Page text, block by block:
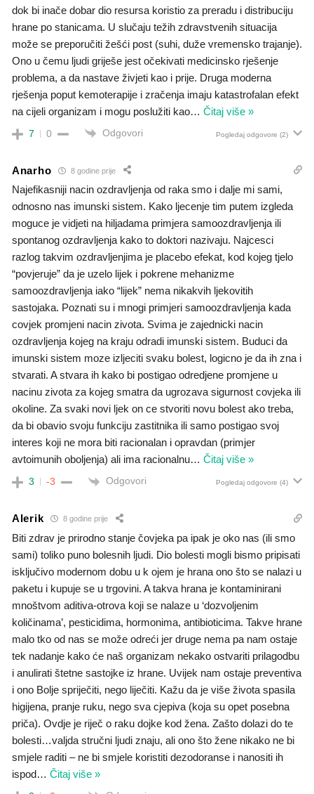
dok bi inače dobar dio resursa koristio za preradu i distribuciju
hrane po stanicama. U slučaju težih zdravstvenih situacija
može se preporučiti žešći post (suhi, duže vremensko trajanje).
Ono u čemu ljudi griješe jest očekivati medicinsko rješenje
problema, a da nastave živjeti kao i prije. Druga moderna
rješenja poput kemoterapije i zračenja imaju katastrofalan efekt
na cijeli organizam i mogu poslužiti kao… Čitaj više »
7 0 Odgovori Pogledaj odgovore (2)
Anarho 8 godine prije
Najefikasniji nacin ozdravljenja od raka smo i dalje mi sami,
odnosno nas imunski sistem. Kako ljecenje tim putem izgleda
moguce je vidjeti na hiljadama primjera samoozdravljenja ili
spontanog ozdravljenja kako to doktori nazivaju. Najcesci
razlog takvim ozdravljenjima je placebo efekat, kod kojeg tjelo
“povjeruje” da je uzelo lijek i pokrene mehanizme
samoozdravljenja iako “lijek” nema nikakvih ljekovitih
sastojaka. Poznati su i mnogi primjeri samoozdravljenja kada
covjek promjeni nacin zivota. Svima je zajednicki nacin
ozdravljenja kojeg na kraju odradi imunski sistem. Buduci da
imunski sistem moze izljeciti svaku bolest, logicno je da ih zna i
stvarati. A stvara ih kako bi postigao odredjene promjene u
nacinu zivota za kojeg smatra da ugrozava sigurnost covjeka ili
okoline. Za svaki novi ljek on ce stvoriti novu bolest ako treba,
da bi obavio svoju funkciju zastitnika ili samo postigao svoj
interes koji ne mora biti racionalan i opravdan (primjer
avtoimunih oboljenja) ali ima racionalnu… Čitaj više »
3 -3 Odgovori Pogledaj odgovore (4)
Alerik 8 godine prije
Biti zdrav je prirodno stanje čovjeka pa ipak je oko nas (ili smo
sami) toliko puno bolesnih ljudi. Dio bolesti mogli bismo pripisati
isključivo modernom dobu u k ojem je hrana ono što se nalazi u
paketu i kupuje se u trgovini. A takva hrana je kontaminirani
mnoštvom aditiva-otrova koji se nalaze u ‘dozvoljenim
količinama’, pesticidima, hormonima, antibioticima. Takve hrane
malo tko od nas se može odreći jer druge nema pa nam ostaje
tek nadanje kako će naš organizam nekako ostvariti prilagodbu
i anulirati štetne sastojke iz hrane. Uvijek nam ostaje preventiva
i ono Bolje spriječiti, nego liječiti. Kažu da je više života spasila
higijena, pranje ruku, nego sva cjepiva (koja su opet posebna
priča). Ovdje je riječ o raku dojke kod žena. Zašto dolazi do te
bolesti…valjda stručni ljudi znaju, ali ono što žene nikako ne bi
smjele raditi – ne bi smjele koristiti dezodoranse i nanositi ih
ispod… Čitaj više »